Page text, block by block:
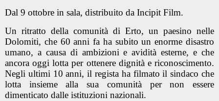
Dal 9 ottobre in sala, distribuito da Incipit Film.
Un ritratto della comunità di Erto, un paesino nelle
Dolomiti, che 60 anni fa ha subito un enorme disastro
umano, a causa di ambizioni e avidità esterne, e che
ancora oggi lotta per ottenere dignità e riconoscimento.
Negli ultimi 10 anni, il regista ha filmato il sindaco che
lotta insieme alla sua comunità per non essere
dimenticato dalle istituzioni nazionali.